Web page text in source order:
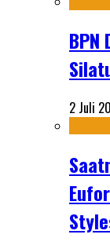
BPN
2 Juli